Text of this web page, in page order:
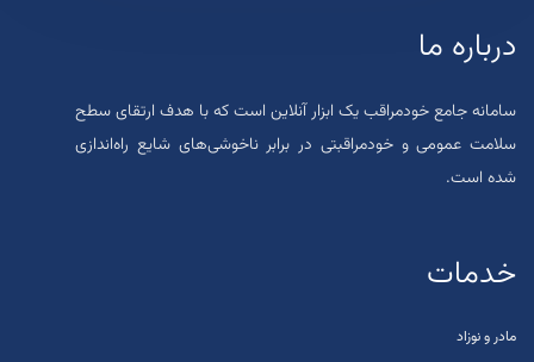
درباره ما
سامانه جامع خودمراقب یک ابزار آنلاین است که با هدف ارتقای سطح
سلامت عمومی و خودمراقبتی در برابر ناخوشی‌های شایع راه‌اندازی
شده است.
خدمات
مادر و نوزاد